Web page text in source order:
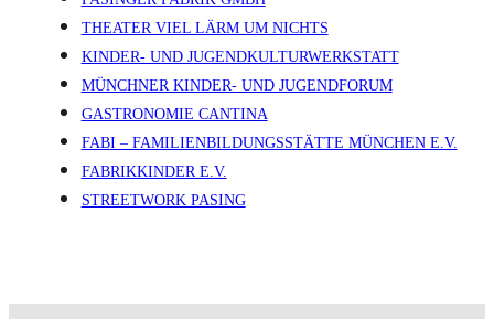
THEATER VIEL LÄRM UM NICHTS
KINDER- UND JUGENDKULTURWERKSTATT
MÜNCHNER KINDER- UND JUGENDFORUM
GASTRONOMIE CANTINA
FABI – FAMILIENBILDUNGSSTÄTTE MÜNCHEN E.V.
FABRIKKINDER E.V.
STREETWORK PASING